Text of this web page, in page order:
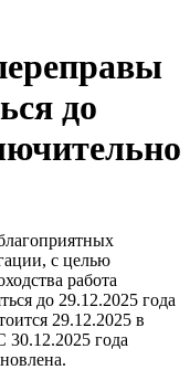
до
с целью
работа
до 29.12.2025 года
29.12.2025 в
года